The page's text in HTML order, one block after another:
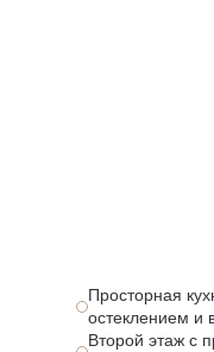
Просторная
остеклением и
Второй этаж с